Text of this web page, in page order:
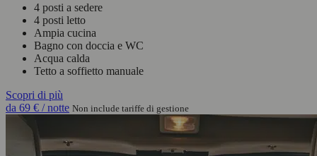
4 posti a sedere
4 posti letto
Ampia cucina
Bagno con doccia e WC
Acqua calda
Tetto a soffietto manuale
Scopri di più
da 69 € / notte Non include tariffe di gestione